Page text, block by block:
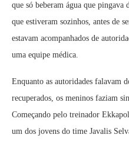
que só beberam água que pingava
que estiveram sozinhos, antes de
estavam acompanhados de
uma equipe médica.
Enquanto as autoridades falavam
recuperados, os meninos faziam
Começando pelo treinador
um dos jovens do time Javalis